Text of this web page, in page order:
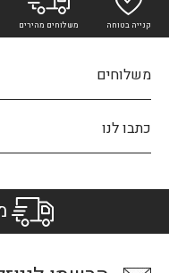
קנייה בטוחה משלוחים מהירים
משלוחים
כתבו לנו